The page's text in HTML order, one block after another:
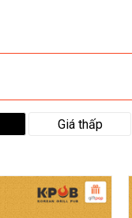
Giá thấp